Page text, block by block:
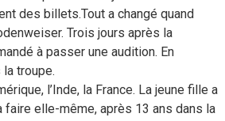
des billets.Tout a changé quand
Trois jours après la
à passer une audition. En
troupe.
l’Inde, la France. La jeune fille a
faire elle-même, après 13 ans dans la